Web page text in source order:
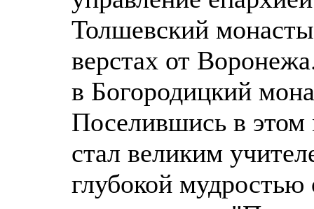
Толшевский
верстах от
в Богородицкий
Поселившись в этом
стал великим
глубокой мудростью